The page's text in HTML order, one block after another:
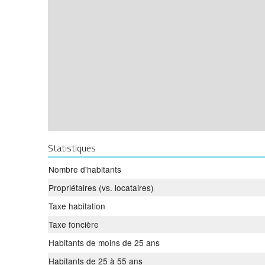
Statistiques
Nombre d'habitants
Propriétaires (vs. locataires)
Taxe habitation
Taxe foncière
Habitants de moins de 25 ans
Habitants de 25 à 55 ans